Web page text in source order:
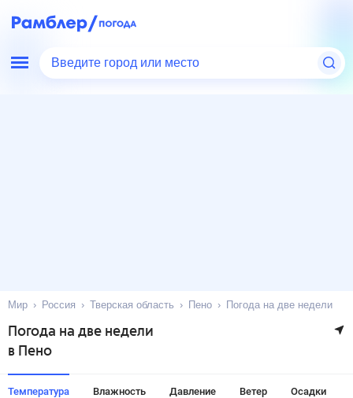
Введите город или место
Мир Россия Тверская область Пено Погода на две недели
Погода на две недели
в Пено
Температура Влажность Давление Ветер Осадки